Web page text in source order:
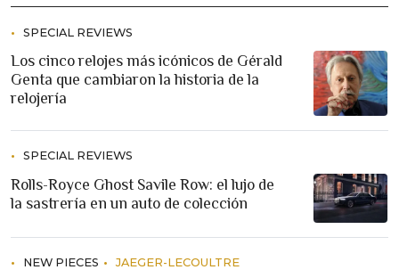
SPECIAL REVIEWS
Los cinco relojes más icónicos de Gérald
Genta que cambiaron la historia de la
relojería
SPECIAL REVIEWS
Rolls-Royce Ghost Savile Row: el lujo de
la sastrería en un auto de colección
NEW PIECES JAEGER-LECOULTRE